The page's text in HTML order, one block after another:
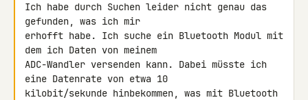
Ich habe durch Suchen leider nicht genau das
gefunden, was ich mir
erhofft habe. Ich suche ein Bluetooth Modul mit
dem ich Daten von meinem
ADC-Wandler versenden kann. Dabei müsste ich
eine Datenrate von etwa 10
kilobit/sekunde hinbekommen, was mit Bluetooth